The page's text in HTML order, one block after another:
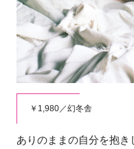
￥1,980／幻冬舎
ありのままの自分を抱